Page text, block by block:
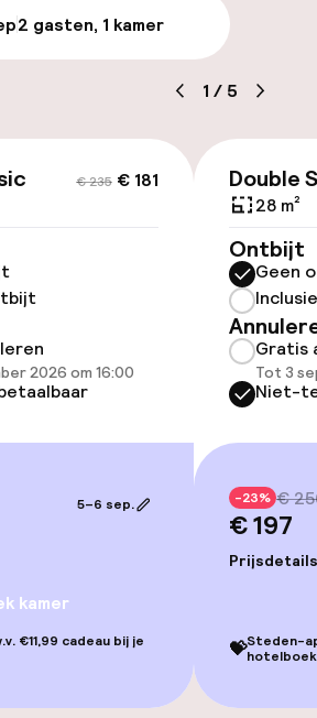
op eigen terrein
2 gasten, 1 kamer
1 / 5
€ 235 € 181
2026 om 16:00
5–6 sep.
kamer
€11,99 cadeau bij je
Double
28 m²
Ontbijt
Geen
Gratis
Tot 3
Niet-
-23% €
€ 197
Prijsdetails
💝Steden-